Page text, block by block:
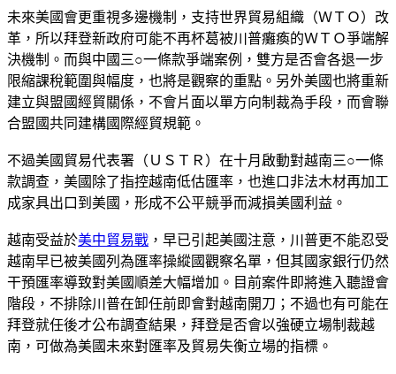
未來美國會更重視多邊機制，支持世界貿易組織（ＷＴＯ）改
革，所以拜登新政府可能不再杯葛被川普癱瘓的ＷＴＯ爭端解
決機制。而與中國三○一條款爭端案例，雙方是否會各退一步
限縮課稅範圍與幅度，也將是觀察的重點。另外美國也將重新
建立與盟國經貿關係，不會片面以單方向制裁為手段，而會聯
合盟國共同建構國際經貿規範。
不過美國貿易代表署（ＵＳＴＲ）在十月啟動對越南三○一條
款調查，美國除了指控越南低估匯率，也進口非法木材再加工
成家具出口到美國，形成不公平競爭而減損美國利益。
越南受益於美中貿易戰 ，早已引起美國注意，川普更不能忍受
越南早已被美國列為匯率操縱國觀察名單，但其國家銀行仍然
干預匯率導致對美國順差大幅增加。目前案件即將進入聽證會
階段，不排除川普在卸任前即會對越南開刀；不過也有可能在
拜登就任後才公布調查結果，拜登是否會以強硬立場制裁越
南，可做為美國未來對匯率及貿易失衡立場的指標。